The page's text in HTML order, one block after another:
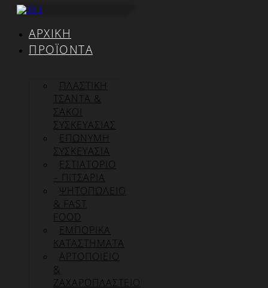
Μετάβαση
περιεχόμενοΑΡΧΙΚΉ
ΠΡΟΪΌΝΤΑ
ΠΛΑΣΤΙΚΗ
ΤΣΑΝΤΑ &
ΣΑΚΟΙ
ΣΥΣΚΕΥΑΣΙΑΣ
ΕΠΏΝΥΜΗ
ΣΥΣΚΕΥΑΣΊΑ
ΕΣΤΙΑΤΟΡΙΟ
– ΠΙΤΣΑΡΙΑ
ΨΗΤΟΠΩΛΕΙΟ
& FAST
FOOD
ΕΜΠΟΡΙΚΑ
ΚΑΤΑΣΤΗΜΑΤΑ
ΑΡΤΟΠΟΙΕΙΟ
&
ΖΑΧΑΡΟΠΛΑΣΤΕΙΟ